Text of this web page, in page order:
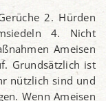
2. Hürden
4. Nicht
Ameisen
Grundsätzlich ist
nützlich sind und
Wenn Ameisen